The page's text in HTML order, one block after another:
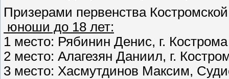
Призерами первенства
юноши до 18 лет:
1 место: Рябинин Денис, г.
2 место: Алагезян Даниил, г.
3 место: Хасмутдинов Максим,